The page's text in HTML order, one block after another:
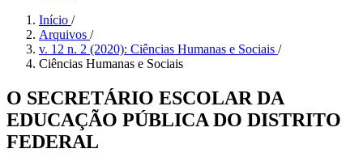
Início /
Arquivos /
v. 12 n. 2 (2020): Ciências Humanas e Sociais /
Ciências Humanas e Sociais
O SECRETÁRIO ESCOLAR DA
EDUCAÇÃO PÚBLICA DO DISTRITO
FEDERAL